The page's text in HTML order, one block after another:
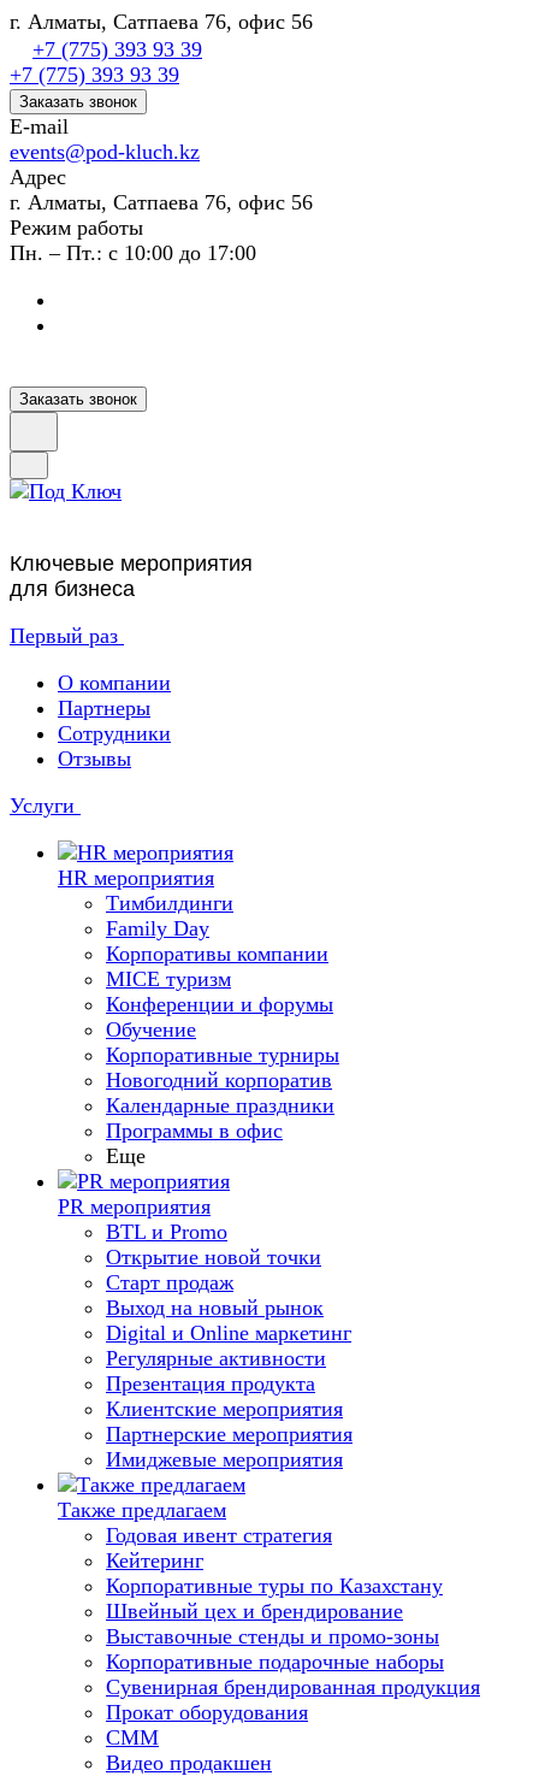
г. Алматы, Сатпаева 76, офис 56
+7 (775) 393 93 39
+7 (775) 393 93 39
Заказать звонок
E-mail
events@pod-kluch.kz
Адрес
г. Алматы, Сатпаева 76, офис 56
Режим работы
Пн. – Пт.: с 10:00 до 17:00
Заказать звонок
Ключевые мероприятия
для бизнеса
Первый раз
О компании
Партнеры
Сотрудники
Отзывы
Услуги
HR мероприятия
Тимбилдинги
Family Day
Корпоративы компании
MICE туризм
Конференции и форумы
Обучение
Корпоративные турниры
Новогодний корпоратив
Календарные праздники
Программы в офис
Еще
PR мероприятия
BTL и Promo
Открытие новой точки
Старт продаж
Выход на новый рынок
Digital и Online маркетинг
Регулярные активности
Презентация продукта
Клиентские мероприятия
Партнерские мероприятия
Имиджевые мероприятия
Также предлагаем
Годовая ивент стратегия
Кейтеринг
Корпоративные туры по Казахстану
Швейный цех и брендирование
Выставочные стенды и промо-зоны
Корпоративные подарочные наборы
Сувенирная брендированная продукция
Прокат оборудования
СММ
Видео продакшен